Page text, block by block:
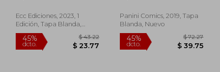
Ecc Ediciones, 2023, 1
Edición, Tapa Blanda,
Nuevo
Panini Comics, 2019, Tapa
Blanda, Nuevo